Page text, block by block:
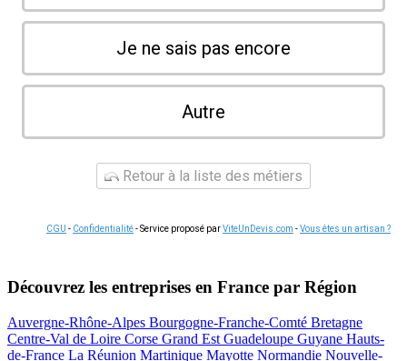
Je ne sais pas encore
Autre
Retour à la liste des métiers
CGU - Confidentialité- Service proposé parViteUnDevis.com -Vous êtes un artisan ?
Découvrez les entreprises en France par Région
Auvergne-Rhône-Alpes Bourgogne-Franche-Comté Bretagne
Centre-Val de Loire Corse Grand Est Guadeloupe Guyane Hauts-
de-France La Réunion Martinique Mayotte Normandie Nouvelle-